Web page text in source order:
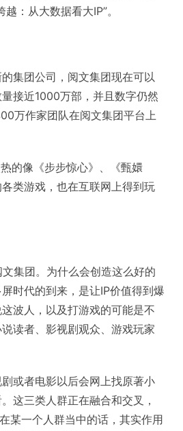
：从大数据看大IP”。
集团公司，阅文集团现在可以
接近1000万部，并且数字仍然
万作家团队在阅文集团平台上
的像《步步惊心》、《甄嬛
类游戏，也在互联网上得到玩
集团。为什么会创造这么好的
时代的到来，是让IP价值得到爆
波人，以及打游戏的可能是不
读者、影视剧观众、游戏玩家
或者电影以后会网上找原著小
这三类人群正在融合和交叉，
某一个人群当中的话，其实作用